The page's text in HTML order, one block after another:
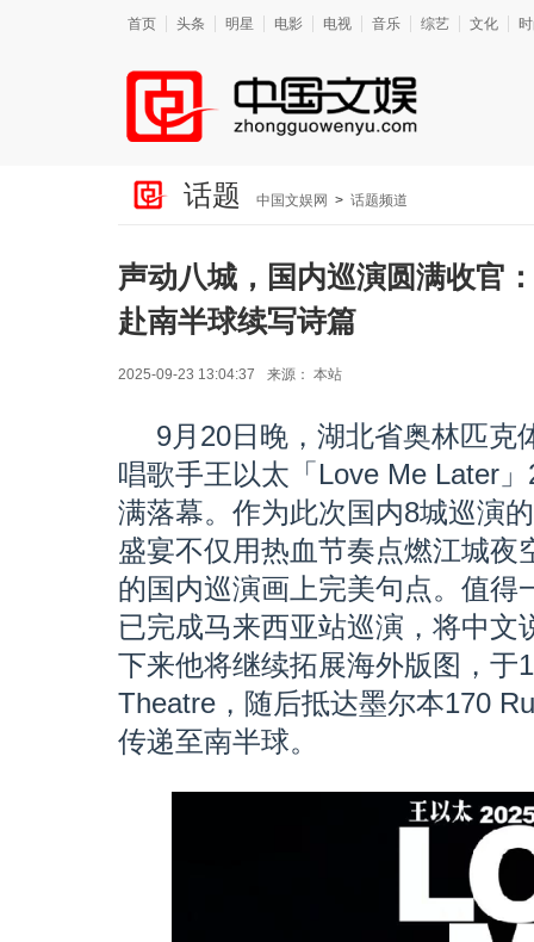
首页 头条 明星 电影 电视 音乐 综艺 文化
话题 中国文娱网 > 话题频道
声动八城，国内巡演圆满收官
赴南半球续写诗篇
2025-09-23 13:04:37 来源： 本站
9月20日晚，湖北省奥林匹克
唱歌手王以太「Love Me Later
满落幕。作为此次国内8城巡演
盛宴不仅用热血节奏点燃江城夜
的国内巡演画上完美句点。值得
已完成马来西亚站巡演，将中
下来他将继续拓展海外版图，于
Theatre，随后抵达墨尔本170
传递至南半球。